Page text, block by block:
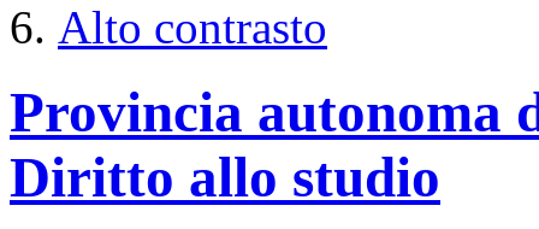
Alto contrasto
Provincia autonoma
Diritto allo studio